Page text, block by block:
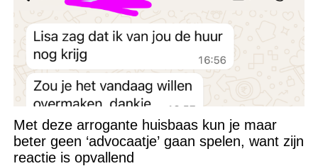
Met deze arrogante huisbaas kun je maar
beter geen ‘advocaatje’ gaan spelen, want zijn
reactie is opvallend